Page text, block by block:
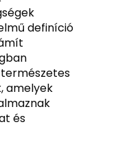
definíció
amelyek
és